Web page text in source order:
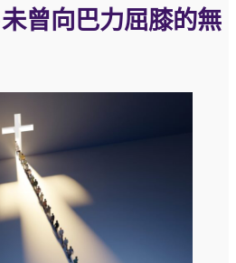
曾向巴力屈膝的無